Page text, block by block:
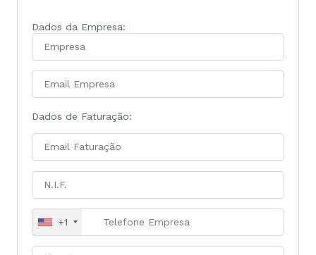
Dados da Empresa:
Dados de Faturação:
+1